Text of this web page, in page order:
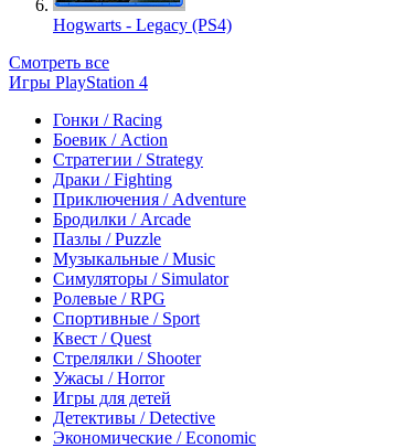
Hogwarts - Legacy (PS4)
Смотреть все
Игры PlayStation 4
Гонки / Racing
Боевик / Action
Стратегии / Strategy
Драки / Fighting
Приключения / Adventure
Бродилки / Arcade
Пазлы / Puzzle
Музыкальные / Music
Симуляторы / Simulator
Ролевые / RPG
Спортивные / Sport
Квест / Quest
Стрелялки / Shooter
Ужасы / Horror
Игры для детей
Детективы / Detective
Экономические / Economic